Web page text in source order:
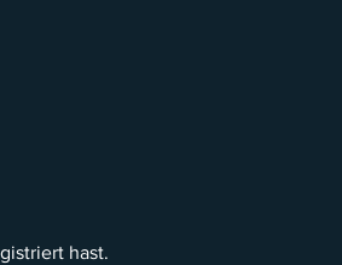
hast.